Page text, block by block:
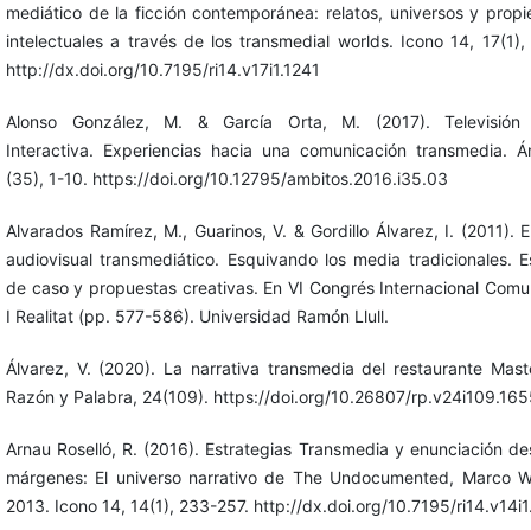
mediático de la ficción contemporánea: relatos, universos y
intelectuales a través de los transmedial worlds. Icono 14,
http://dx.doi.org/10.7195/ri14.v17i1.1241
Alonso González, M. & García Orta, M. (2017). Televisión
Interactiva. Experiencias hacia una comunicación transmedia.
(35), 1-10. https://doi.org/10.12795/ambitos.2016.i35.03
Alvarados Ramírez, M., Guarinos, V. & Gordillo Álvarez, I. (2011).
audiovisual transmediático. Esquivando los media tradicionales.
de caso y propuestas creativas. En VI Congrés Internacional
I Realitat (pp. 577-586). Universidad Ramón Llull.
Álvarez, V. (2020). La narrativa transmedia del restaurante
Razón y Palabra, 24(109). https://doi.org/10.26807/
Arnau Roselló, R. (2016). Estrategias Transmedia y enunciación
márgenes: El universo narrativo de The Undocumented, Marco
2013. Icono 14, 14(1), 233-257. http://dx.doi.org/10.7195/